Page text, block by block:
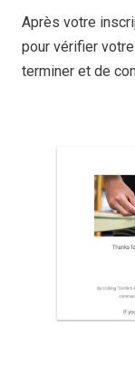
Après votre
pour vérifier
terminer et de